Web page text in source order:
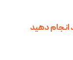
انجام دهید